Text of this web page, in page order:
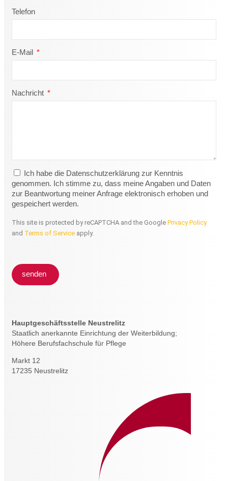
Telefon
E-Mail
Nachricht
Ich habe die Datenschutzerklärung zur Kenntnis
genommen. Ich stimme zu, dass meine Angaben und Daten
zur Beantwortung meiner Anfrage elektronisch erhoben und
gespeichert werden.
This site is protected by reCAPTCHA and the Google Privacy Policy
and Terms of Service apply.
senden
Hauptgeschäftsstelle Neustrelitz
Staatlich anerkannte Einrichtung der Weiterbildung;
Höhere Berufsfachschule für Pflege
Markt 12
17235 Neustrelitz